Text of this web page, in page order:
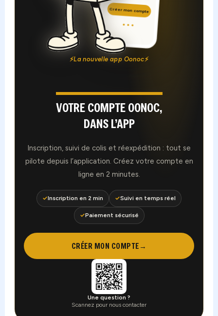
⚡La nouvelle app Oonoc⚡
VOTRE COMPTE OONOC,
DANS L’APP
Inscription, suivi de colis et réexpédition : tout se
pilote depuis l’application. Créez votre compte en
ligne en 2 minutes.
✓Inscription en 2 min ✓Suivi en temps réel
✓Paiement sécurisé
CRÉER MON COMPTE →
Une question ?
Scannez pour nous contacter
Créer mon compte